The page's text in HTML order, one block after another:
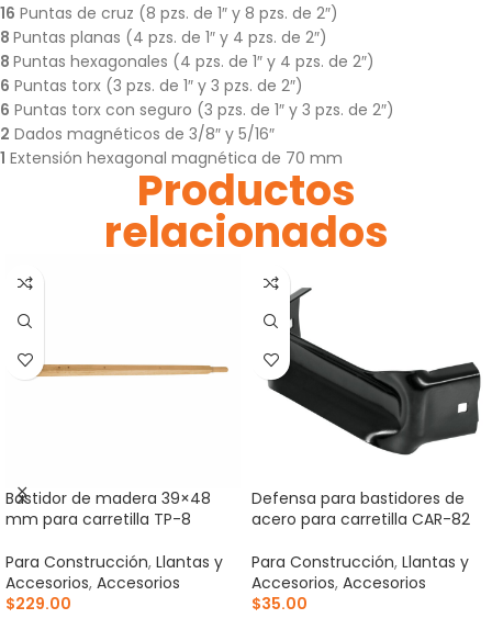
16 Puntas de cruz (8 pzs. de 1″ y 8 pzs. de 2″)
8 Puntas planas (4 pzs. de 1″ y 4 pzs. de 2″)
8 Puntas hexagonales (4 pzs. de 1″ y 4 pzs. de 2″)
6 Puntas torx (3 pzs. de 1″ y 3 pzs. de 2″)
6 Puntas torx con seguro (3 pzs. de 1″ y 3 pzs. de 2″)
2 Dados magnéticos de 3/8″ y 5/16″
1 Extensión hexagonal magnética de 70 mm
Productos
relacionados
Bastidor de madera 39×48
mm para carretilla TP-8
Para Construcción, Llantas y
Accesorios, Accesorios
$229.00
Defensa para bastidores de
acero para carretilla CAR-82
Para Construcción, Llantas y
Accesorios, Accesorios
$35.00